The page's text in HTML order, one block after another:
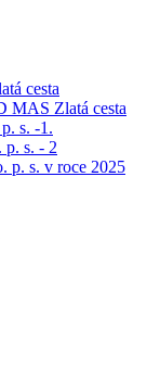
cesta
MAS Zlatá cesta
s. -1.
s. - 2
p. s. v roce 2025